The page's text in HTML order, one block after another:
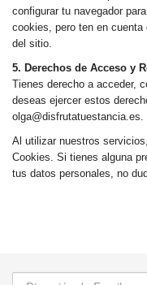
configurar tu navegador
cookies, pero ten en
del sitio.
5. Derechos de Acceso y
Tienes derecho a acceder,
deseas ejercer estos
olga@disfrutatuestancia.es.
Al utilizar nuestros
Cookies. Si tienes alguna
tus datos personales, no